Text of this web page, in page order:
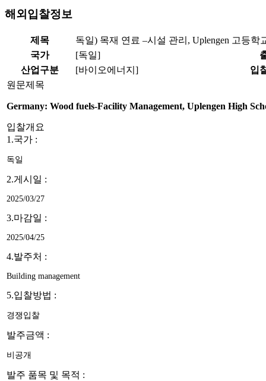
해외입찰정보
제목
독일) 목재 연료 –시설 관리, Uplengen 고등
국가
[독일]
산업구분
[바이오에너지]
입
원문제목
Germany: Wood fuels-Facility Management, Uplengen High
입찰개요
1.국가 :
독일
2.게시일 :
2025/03/27
3.마감일 :
2025/04/25
4.발주처 :
Building management
5.입찰방법 :
경쟁입찰
발주금액 :
비공개
발주 품목 및 목적 :